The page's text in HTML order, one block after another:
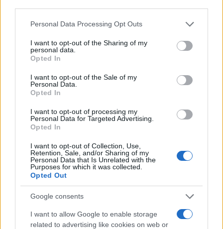
Please note that this website/app uses one or more Google
not limited to your visit or usage behaviour. You may click to
grant or deny consent to Google and its third-party tags to
use your data for below specified purposes in below Google
consent section.
Personal Data Processing Opt Outs
I want to opt-out of the Sharing of my
personal data.
Opted In
I want to opt-out of the Sale of my
Personal Data.
Opted In
I want to opt-out of processing my
Personal Data for Targeted Advertising.
Opted In
I want to opt-out of Collection, Use,
Retention, Sale, and/or Sharing of my
Personal Data that Is Unrelated with the
Purposes for which it was collected.
Opted Out
Google consents
I want to allow Google to enable storage
related to advertising like cookies on web or
FŐCÍM
AJÁNLOTT VIDEÓK
elemző műsor a baloldal hazugságairól Görbe tükör a baloldalról